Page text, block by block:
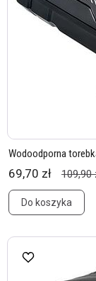
Wodoodporna
69,70 zł 109,90
Do koszyka